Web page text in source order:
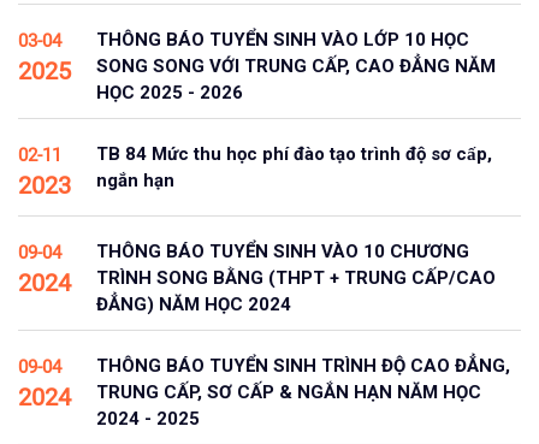
03-04
2025
THÔNG BÁO TUYỂN SINH VÀO LỚP 10 HỌC
SONG SONG VỚI TRUNG CẤP, CAO ĐẲNG NĂM
HỌC 2025 - 2026
02-11
2023
TB 84 Mức thu học phí đào tạo trình độ sơ cấp,
ngắn hạn
09-04
2024
THÔNG BÁO TUYỂN SINH VÀO 10 CHƯƠNG
TRÌNH SONG BẰNG (THPT + TRUNG CẤP/CAO
ĐẲNG) NĂM HỌC 2024
09-04
2024
THÔNG BÁO TUYỂN SINH TRÌNH ĐỘ CAO ĐẲNG,
TRUNG CẤP, SƠ CẤP & NGẮN HẠN NĂM HỌC
2024 - 2025